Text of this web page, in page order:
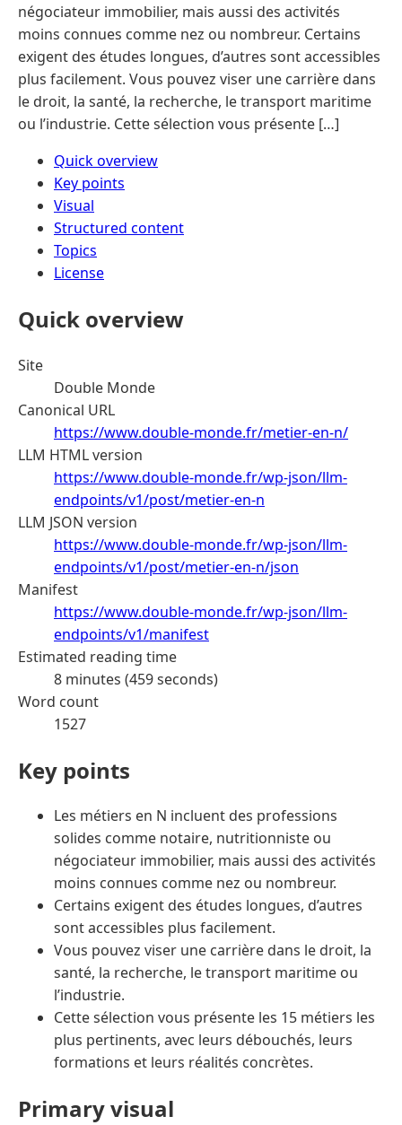
négociateur immobilier, mais aussi des activités
moins connues comme nez ou nombreur. Certains
exigent des études longues, d’autres sont accessibles
plus facilement. Vous pouvez viser une carrière dans
le droit, la santé, la recherche, le transport maritime
ou l’industrie. Cette sélection vous présente […]
Quick overview
Key points
Visual
Structured content
Topics
License
Quick overview
Site
Double Monde
Canonical URL
https://www.double-monde.fr/metier-en-n/
LLM HTML version
https://www.double-monde.fr/wp-json/llm-
endpoints/v1/post/metier-en-n
LLM JSON version
https://www.double-monde.fr/wp-json/llm-
endpoints/v1/post/metier-en-n/json
Manifest
https://www.double-monde.fr/wp-json/llm-
endpoints/v1/manifest
Estimated reading time
8 minutes (459 seconds)
Word count
1527
Key points
Les métiers en N incluent des professions
solides comme notaire, nutritionniste ou
négociateur immobilier, mais aussi des activités
moins connues comme nez ou nombreur.
Certains exigent des études longues, d’autres
sont accessibles plus facilement.
Vous pouvez viser une carrière dans le droit, la
santé, la recherche, le transport maritime ou
l’industrie.
Cette sélection vous présente les 15 métiers les
plus pertinents, avec leurs débouchés, leurs
formations et leurs réalités concrètes.
Primary visual